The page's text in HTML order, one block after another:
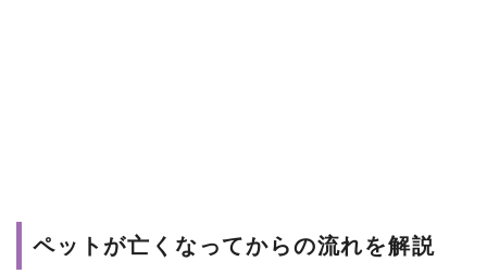
ペットが亡くなってからの流れを解説